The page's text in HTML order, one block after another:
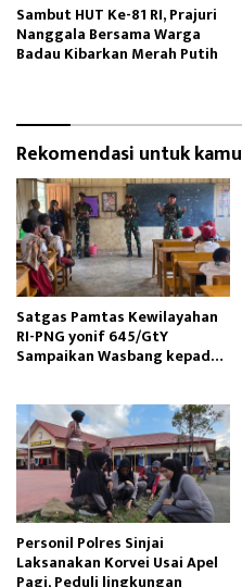
Sambut HUT Ke-81 RI, Prajuri
Nanggala Bersama Warga
Badau Kibarkan Merah Putih
Rekomendasi untuk kamu
Satgas Pamtas Kewilayahan
RI-PNG yonif 645/GtY
Sampaikan Wasbang kepada
Personil Polres Sinjai
Laksanakan Korvei Usai Apel